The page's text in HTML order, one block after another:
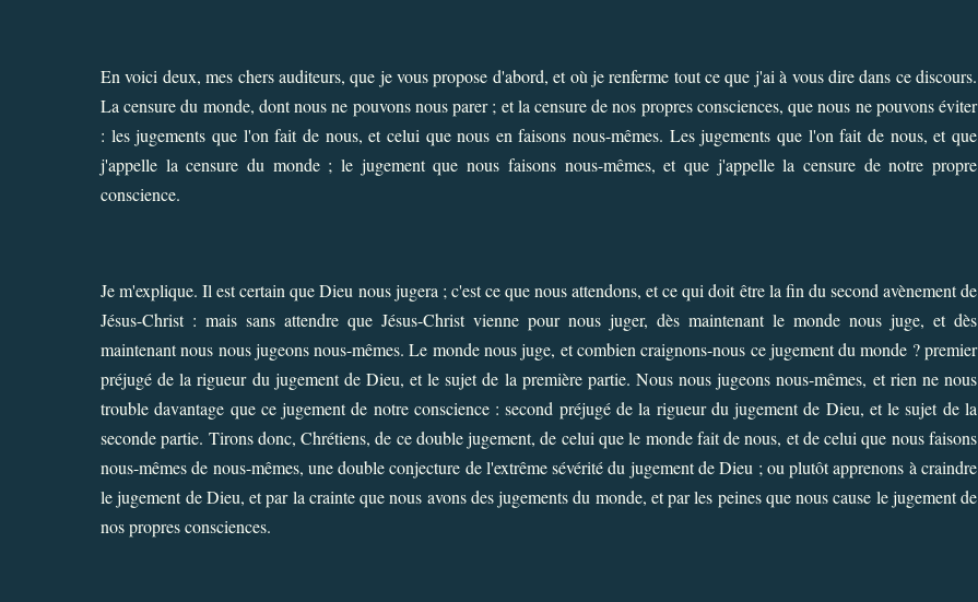
En voici deux, mes chers auditeurs, que je vous propose d'abord, et où je renferme tout ce que j'ai à vous dire dans ce discours.
La censure du monde, dont nous ne pouvons nous parer ; et la censure de nos propres consciences, que nous ne pouvons éviter
: les jugements que l'on fait de nous, et celui que nous en faisons nous-mêmes. Les jugements que l'on fait de nous, et que
j'appelle la censure du monde ; le jugement que nous faisons nous-mêmes, et que j'appelle la censure de notre propre
conscience.
Je m'explique. Il est certain que Dieu nous jugera ; c'est ce que nous attendons, et ce qui doit être la fin du second avènement de
Jésus-Christ : mais sans attendre que Jésus-Christ vienne pour nous juger, dès maintenant le monde nous juge, et dès
maintenant nous nous jugeons nous-mêmes. Le monde nous juge, et combien craignons-nous ce jugement du monde ? premier
préjugé de la rigueur du jugement de Dieu, et le sujet de la première partie. Nous nous jugeons nous-mêmes, et rien ne nous
trouble davantage que ce jugement de notre conscience : second préjugé de la rigueur du jugement de Dieu, et le sujet de la
seconde partie. Tirons donc, Chrétiens, de ce double jugement, de celui que le monde fait de nous, et de celui que nous faisons
nous-mêmes de nous-mêmes, une double conjecture de l'extrême sévérité du jugement de Dieu ; ou plutôt apprenons à craindre
le jugement de Dieu, et par la crainte que nous avons des jugements du monde, et par les peines que nous cause le jugement de
nos propres consciences.